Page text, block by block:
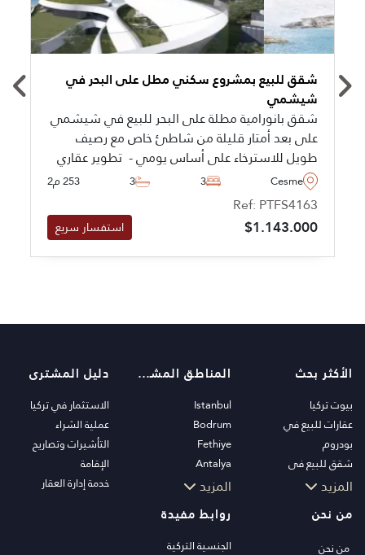
شقق للبيع بمشروع سكني مطل على البحر في
شيشمي
شقق بانورامية مطلة على البحر للبيع في شيشمي
على بعد أمتار قليلة من شاطئ خاص مع رصيف
طويل للاسترخاء على أساس يومي - تطوير عقاري
ذو معايير عالية مليء بالمرافق ذات الخمس نجوم
التي تذكرنا بالفندق الكبير.
Cesme
3
3 253 م2
Ref: PTFS4163
$1.143.000 استفسار سريع
الأكثر بحث
بيوت تركيا
عقارات للبيع في
بودروم
شقق للبيع في
اسطنبول
فلل بودروم
شقق للبيع في انطاليا
المزيد
المناطق المشهورة
Istanbul
Bodrum
Fethiye
Antalya
Kalkan
Kas
Bursa
المزيد
دليل المشترى
الاستثمار في تركيا
عملية الشراء
التأشيرات وتصاريح
الإقامة
خدمة إدارة العقار
من نحن
من نحن
روابط مفيدة
الجنسية التركية